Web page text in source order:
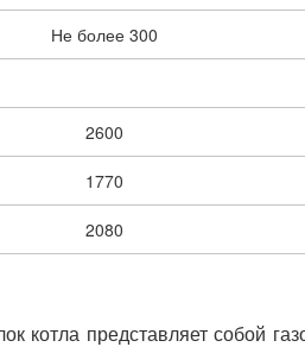
Не более 300
2600
1770
2080
котла представляет собой